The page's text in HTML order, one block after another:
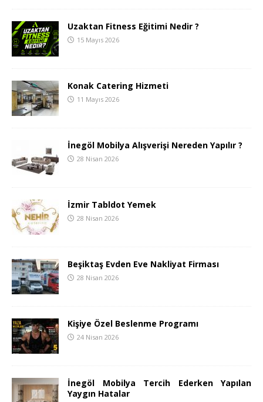
Uzaktan Fitness Eğitimi Nedir ?
15 Mayıs 2026
Konak Catering Hizmeti
11 Mayıs 2026
İnegöl Mobilya Alışverişi Nereden Yapılır ?
28 Nisan 2026
İzmir Tabldot Yemek
28 Nisan 2026
Beşiktaş Evden Eve Nakliyat Firması
28 Nisan 2026
Kişiye Özel Beslenme Programı
24 Nisan 2026
İnegöl Mobilya Tercih Ederken Yapılan
Yaygın Hatalar